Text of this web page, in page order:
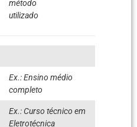
método
utilizado
Ex.: Ensino médio
completo
Ex.: Curso técnico em
Eletrotécnica